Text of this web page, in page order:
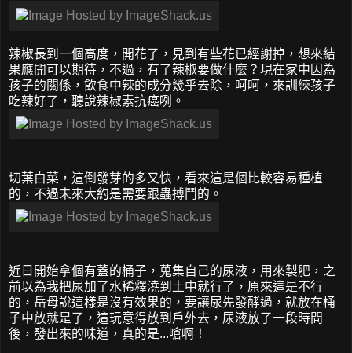
辣椒長到一個高度，開花了，見到有些花已經謝掉，想來結
果應開可以期待，不過，有了辣椒要做什麼？現在家中因為
孩子的關係，飲食中辣的成分幾乎去除，呵呵，來訓練孩子
吃辣好了，聽說辣椒素抗癌咧。
切葉白菜，這倒發芽的多又快，看來這是個比較容易種植
的，不過未來大約是需要跟蟲搏鬥的。
近日開始拿個有蓋的桶子，蒐集自己的尿液，用來製肥，之
前以為我把尿加了水稀釋澆到土中就行了，原來這是不行
的，岳母說這樣是沒有效果的，要讓尿先發酵過，就放在桶
子中放就是了，這玩意得放到戶外去，尿液放了一段時間
後，發出來的味道，真的是...嗆啊！